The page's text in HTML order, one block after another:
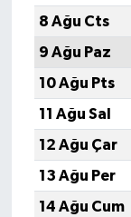
8 Ağu Cts
9 Ağu Paz
10 Ağu Pts
11 Ağu Sal
12 Ağu Çar
13 Ağu Per
14 Ağu Cum